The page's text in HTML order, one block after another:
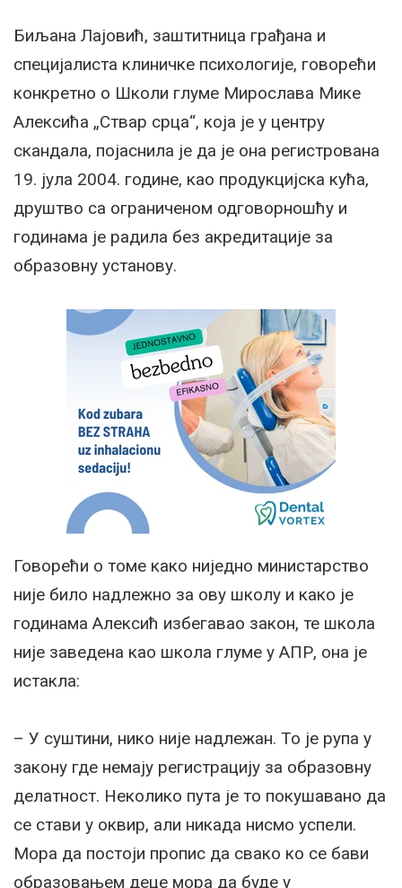
Биљана Лајовић, заштитница грађана и
специјалиста клиничке психологије, говорећи
конкретно о Школи глуме Мирослава Мике
Алексића „Ствар срца“, која је у центру
скандала, појаснила је да је она регистрована
19. јула 2004. године, као продукцијска кућа,
друштво са ограниченом одговорношћу и
годинама је радила без акредитације за
образовну установу.
Говорећи о томе како ниједно министарство
није било надлежно за ову школу и како је
годинама Алексић избегавао закон, те школа
није заведена као школа глуме у АПР, она је
истакла:
– У суштини, нико није надлежан. То је рупа у
закону где немају регистрацију за образовну
делатност. Неколико пута је то покушавано да
се стави у оквир, али никада нисмо успели.
Мора да постоји пропис да свако ко се бави
образовањем деце мора да буде у